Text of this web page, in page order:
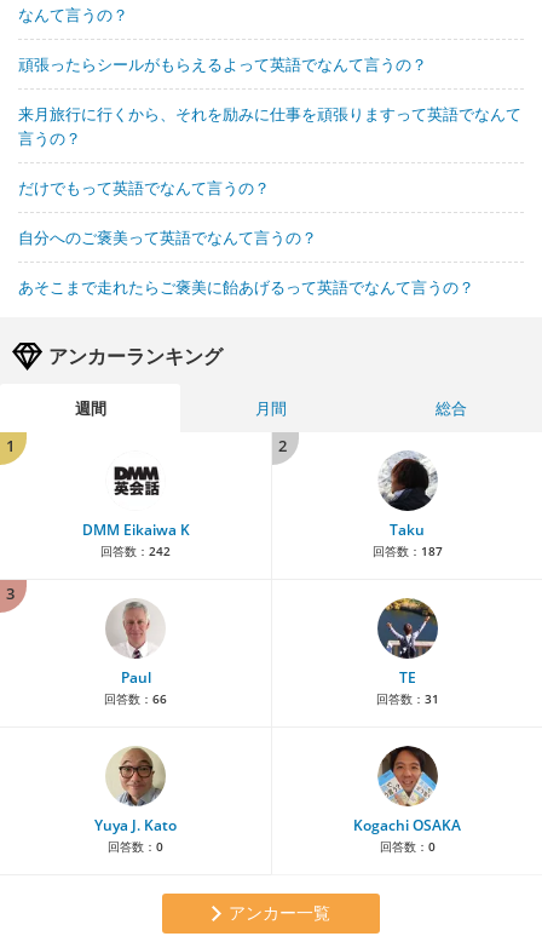
なんて言うの？
頑張ったらシールがもらえるよって英語でなんて言うの？
来月旅行に行くから、それを励みに仕事を頑張りますって英語でなんて
言うの？
だけでもって英語でなんて言うの？
自分へのご褒美って英語でなんて言うの？
あそこまで走れたらご褒美に飴あげるって英語でなんて言うの？
アンカーランキング
週間 月間
総合
1
DMM Eikaiwa K
回答数： 242
2
Taku
回答数： 187
3
Paul
回答数： 66
TE
回答数： 31
Yuya J. Kato
回答数： 0
Kogachi OSAKA
回答数： 0
アンカー一覧